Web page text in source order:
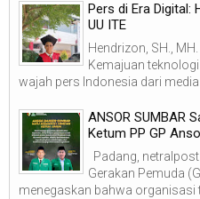
Pers di Era Digital:
UU ITE
Hendrizon, SH.,
Kemajuan
wajah pers Indonesia dari media
ANSOR SUMBAR
Ketum PP GP
Padang,
Gerakan Pemuda
menegaskan bahwa organisasi